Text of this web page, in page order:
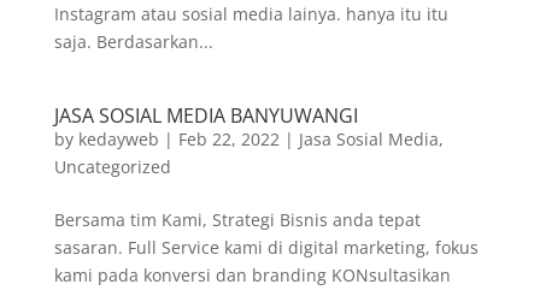
Instagram atau sosial media lainya. hanya itu itu
saja. Berdasarkan...
JASA SOSIAL MEDIA BANYUWANGI
by kedayweb | Feb 22, 2022| Jasa Sosial Media,
Uncategorized
Bersama tim Kami, Strategi Bisnis anda tepat
sasaran. Full Service kami di digital marketing, fokus
kami pada konversi dan branding KONsultasikan